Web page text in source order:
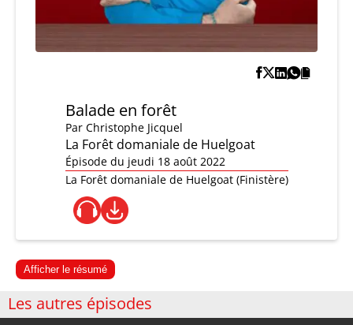
Balade en forêt
Par Christophe Jicquel
La Forêt domaniale de Huelgoat
Épisode du jeudi 18 août 2022
La Forêt domaniale de Huelgoat (Finistère)
Afficher le résumé
Les autres épisodes